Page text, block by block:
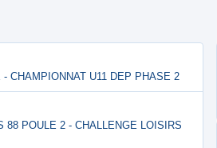
CHAMPIONNAT U11 DEP PHASE 2
88 POULE 2 - CHALLENGE LOISIRS